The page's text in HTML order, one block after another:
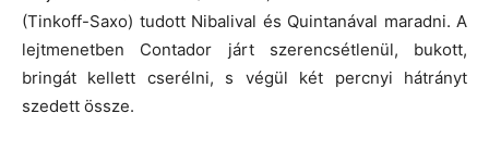
(Tinkoff-Saxo) tudott Nibalival és Quintanával maradni. A
lejtmenetben Contador járt szerencsétlenül, bukott,
bringát kellett cserélni, s végül két percnyi hátrányt
szedett össze.